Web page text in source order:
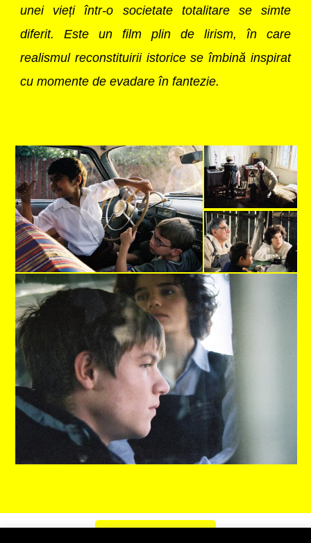
unei vieți într-o societate totalitare se simte
diferit. Este un film plin de lirism, în care
realismul reconstituirii istorice se îmbină inspirat
cu momente de evadare în fantezie.